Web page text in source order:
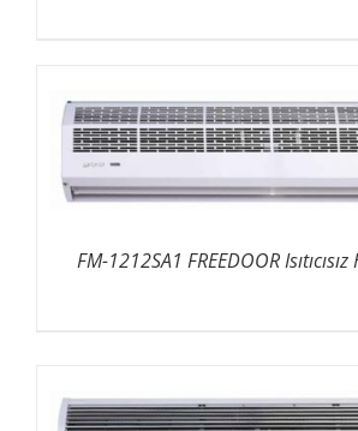
FM-1212SA1 FREEDOOR